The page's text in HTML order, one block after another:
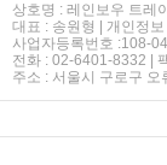
상호명 : 레인보우 트레
대표 : 송원형 | 개인정
사업자등록번호 :108-
전화 : 02-6401-8332 |
주소 : 서울시 구로구